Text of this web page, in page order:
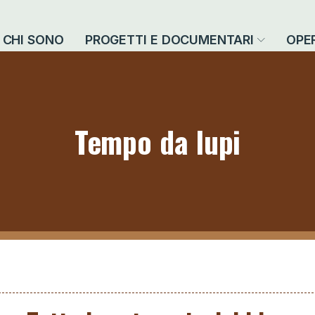
CHI SONO PROGETTI E DOCUMENTARI
Tempo da lupi